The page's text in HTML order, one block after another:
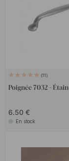
11
Poignée 7032 - Étain
6.50 €
En stock